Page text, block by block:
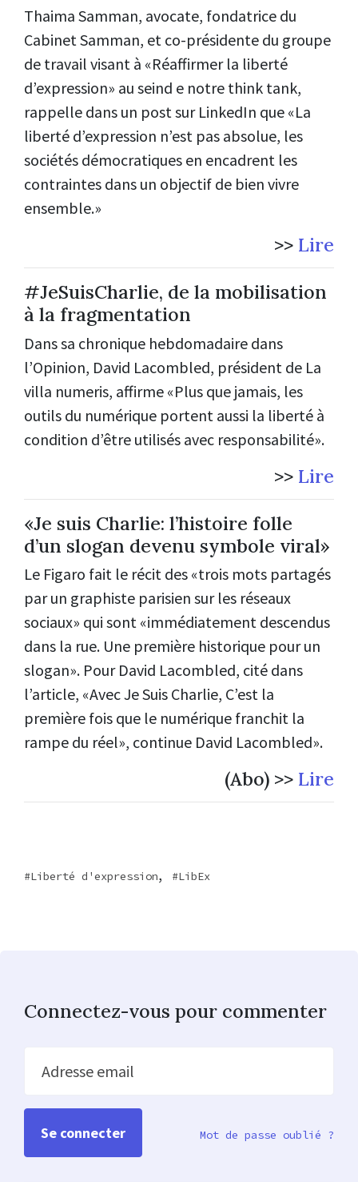
Thaima Samman, avocate, fondatrice du
Cabinet Samman, et co-présidente du groupe
de travail visant à «Réaffirmer la liberté
d’expression» au seind e notre think tank,
rappelle dans un post sur LinkedIn que «La
liberté d’expression n’est pas absolue, les
sociétés démocratiques en encadrent les
contraintes dans un objectif de bien vivre
ensemble.»
>> Lire
#JeSuisCharlie, de la mobilisation
à la fragmentation
Dans sa chronique hebdomadaire dans
l’Opinion, David Lacombled, président de La
villa numeris, affirme «Plus que jamais, les
outils du numérique portent aussi la liberté à
condition d’être utilisés avec responsabilité».
>> Lire
«Je suis Charlie: l’histoire folle
d’un slogan devenu symbole viral»
Le Figaro fait le récit des «trois mots partagés
par un graphiste parisien sur les réseaux
sociaux» qui sont «immédiatement descendus
dans la rue. Une première historique pour un
slogan». Pour David Lacombled, cité dans
l’article, «Avec Je Suis Charlie, C’est la
première fois que le numérique franchit la
rampe du réel», continue David Lacombled».
(Abo) >> Lire
Liberté d'expression, LibEx
Connectez-vous pour commenter
Adresse email
Mot de passe oublié ?